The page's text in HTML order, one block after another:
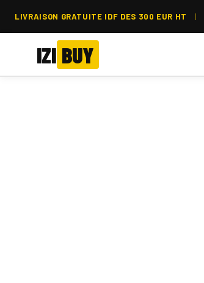
LIVRAISON GRATUITE IDF DES 300 EUR HT |
IZI BUY